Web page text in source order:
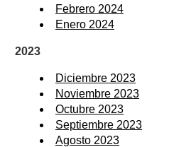
Febrero 2024
Enero 2024
2023
Diciembre 2023
Noviembre 2023
Octubre 2023
Septiembre 2023
Agosto 2023